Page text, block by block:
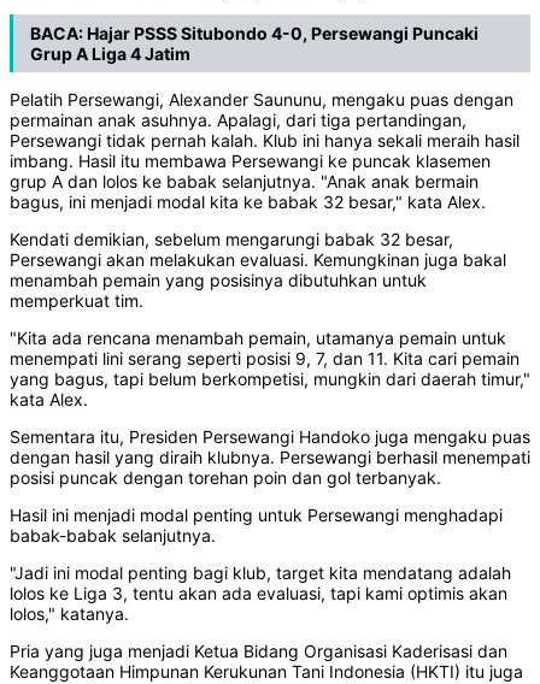
BACA:Hajar PSSS Situbondo 4-0, Persewangi Puncaki
Grup A Liga 4 Jatim
Pelatih Persewangi, Alexander Saununu, mengaku puas dengan
permainan anak asuhnya. Apalagi, dari tiga pertandingan,
Persewangi tidak pernah kalah. Klub ini hanya sekali meraih hasil
imbang. Hasil itu membawa Persewangi ke puncak klasemen
grup A dan lolos ke babak selanjutnya. "Anak anak bermain
bagus, ini menjadi modal kita ke babak 32 besar," kata Alex.
Kendati demikian, sebelum mengarungi babak 32 besar,
Persewangi akan melakukan evaluasi. Kemungkinan juga bakal
menambah pemain yang posisinya dibutuhkan untuk
memperkuat tim.
"Kita ada rencana menambah pemain, utamanya pemain untuk
menempati lini serang seperti posisi 9, 7, dan 11. Kita cari pemain
yang bagus, tapi belum berkompetisi, mungkin dari daerah timur,"
kata Alex.
Sementara itu, Presiden Persewangi Handoko juga mengaku puas
dengan hasil yang diraih klubnya. Persewangi berhasil menempati
posisi puncak dengan torehan poin dan gol terbanyak.
Hasil ini menjadi modal penting untuk Persewangi menghadapi
babak-babak selanjutnya.
"Jadi ini modal penting bagi klub, target kita mendatang adalah
lolos ke Liga 3, tentu akan ada evaluasi, tapi kami optimis akan
lolos," katanya.
Pria yang juga menjadi Ketua Bidang Organisasi Kaderisasi dan
Keanggotaan Himpunan Kerukunan Tani Indonesia (HKTI) itu juga